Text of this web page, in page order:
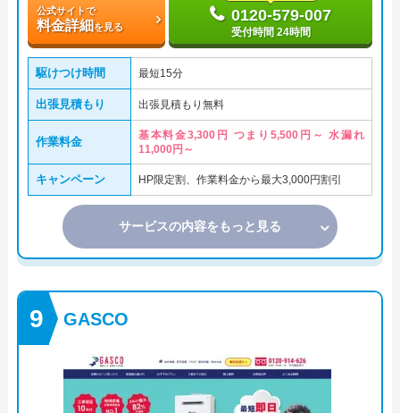
公式サイトで
料金詳細を見る
0120-579-007
受付時間 24時間
駆けつけ時間 最短15分
出張見積もり 出張見積もり無料
作業料金
基本料金3,300円 つまり5,500円～ 水漏れ
11,000円～
キャンペーン HP限定割、作業料金から最大3,000円割引
サービスの内容をもっと見る
GASCO